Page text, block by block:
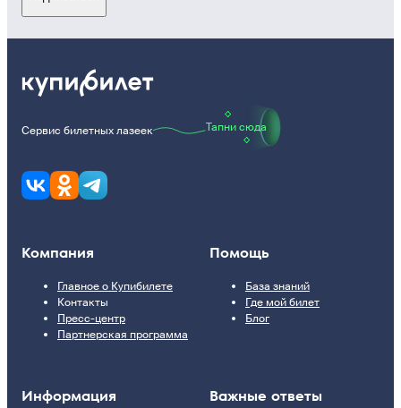
Сервис билетных лазеек Тапни сюда
Компания
Главное о Купибилете
Контакты
Пресс-центр
Партнерская программа
Помощь
База знаний
Где мой билет
Блог
Информация Важные ответы